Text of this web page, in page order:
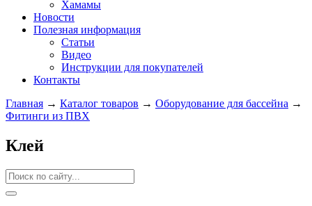
Хамамы
Новости
Полезная информация
Статьи
Видео
Инструкции для покупателей
Контакты
Главная → Каталог товаров → Оборудование для бассейна →
Фитинги из ПВХ
Клей